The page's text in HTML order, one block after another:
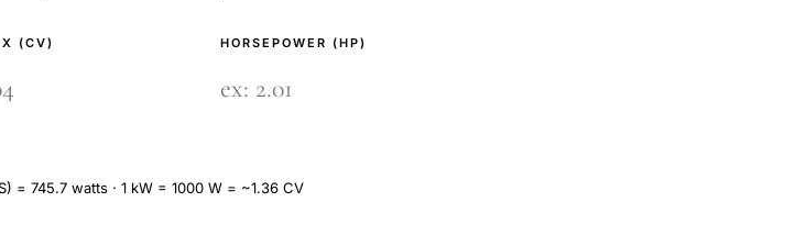
(CV) HORSEPOWER (HP)
= 745.7 watts · 1 kW = 1000 W = ~1.36 CV